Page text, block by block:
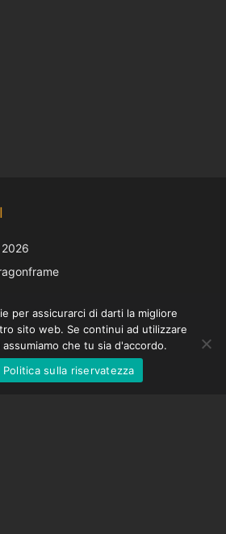
EOS LV
per assicurarci di darti la migliore
sito web. Se continui ad utilizzare
che tu sia d'accordo.
Politica sulla riservatezza
Italian
English
German